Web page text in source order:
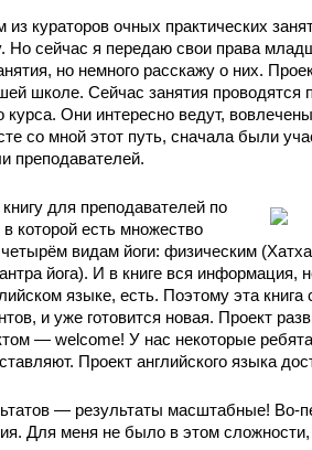
кураторов очных практических
Но сейчас я передаю свои права
но немного расскажу о них.
школе. Сейчас занятия проводятся
курса. Они интересно ведут,
со мной этот путь, сначала были
преподавателей.
для преподавателей по
которой есть множество
видам йоги: физическим
йога). И в книге вся информация,
языке, есть. Поэтому эта
и уже готовится новая. Проект
— welcome! У нас некоторые
Проект английского языка
— результаты масштабные! Во-
Для меня не было в этом сложности,